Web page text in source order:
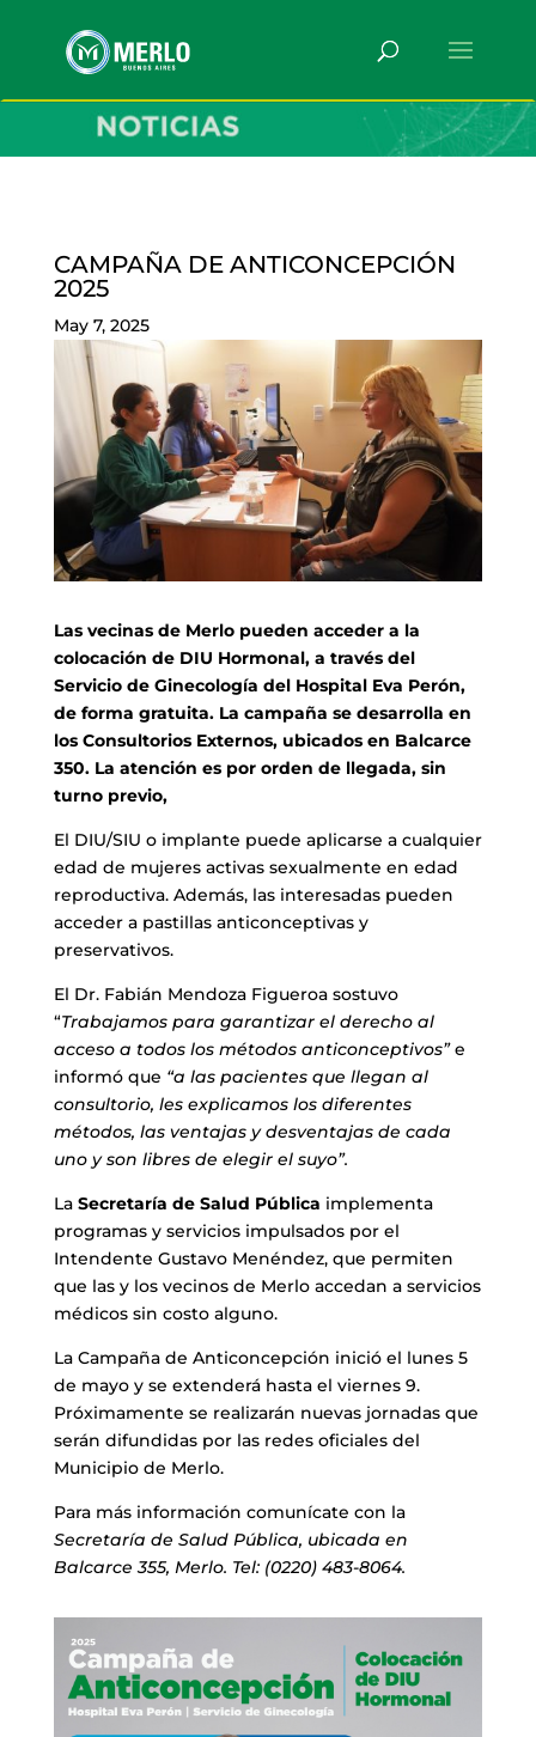
CAMPAÑA DE ANTICONCEPCIÓN
2025
May 7, 2025
Las vecinas de Merlo pueden acceder a la
colocación de DIU Hormonal, a través del
Servicio de Ginecología del Hospital Eva Perón,
de forma gratuita. La campaña se desarrolla en
los Consultorios Externos, ubicados en Balcarce
350. La atención es por orden de llegada, sin
turno previo,
El DIU/SIU o implante puede aplicarse a cualquier
edad de mujeres activas sexualmente en edad
reproductiva. Además, las interesadas pueden
acceder a pastillas anticonceptivas y
preservativos.
El Dr. Fabián Mendoza Figueroa sostuvo
“Trabajamos para garantizar el derecho al
acceso a todos los métodos anticonceptivos”e
informó que “a las pacientes que llegan al
consultorio, les explicamos los diferentes
métodos, las ventajas y desventajas de cada
uno y son libres de elegir el suyo”.
La Secretaría de Salud Pública implementa
programas y servicios impulsados por el
Intendente Gustavo Menéndez, que permiten
que las y los vecinos de Merlo accedan a servicios
médicos sin costo alguno.
La Campaña de Anticoncepción inició el lunes 5
de mayo y se extenderá hasta el viernes 9.
Próximamente se realizarán nuevas jornadas que
serán difundidas por las redes oficiales del
Municipio de Merlo.
Para más información comunícate con la
Secretaría de Salud Pública, ubicada en
Balcarce 355, Merlo. Tel: (0220) 483-8064.